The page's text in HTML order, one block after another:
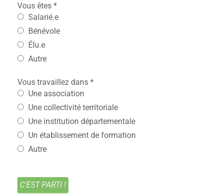
Vous êtes *
Salarié.e
Bénévole
Élu.e
Autre
Vous travaillez dans *
Une association
Une collectivité territoriale
Une institution départementale
Un établissement de formation
Autre